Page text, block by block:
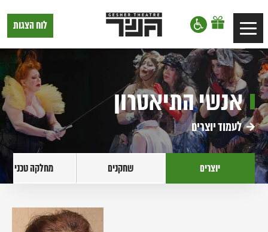
דלג לסרגל הניווט
דלג לתוכן
Toggle
navigation
תיאטרון
גשר,
בתל
אביב
לוח הצגות
אנשי התיאטרון
לעמוד יוצרים
יוצרים שחקנים מחלקה טכנית